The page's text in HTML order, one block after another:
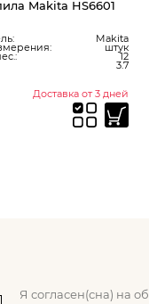
Makita HS6601
Makita
штук
12
3.7
Доставка от 3 дней
Я согласен(сна) на